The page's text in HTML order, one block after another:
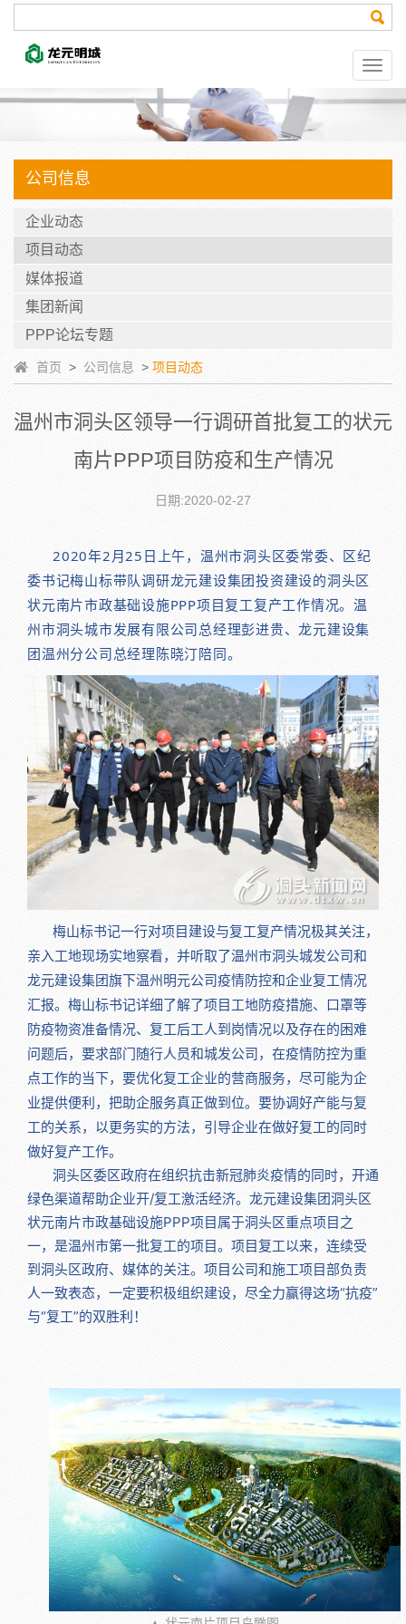
公司信息
企业动态
项目动态
媒体报道
集团新闻
PPP论坛专题
首页 > 公司信息 > 项目动态
温州市洞头区领导一行调研首批复工的状元
南片PPP项目防疫和生产情况
日期:2020-02-27
2020年2月25日上午，温州市洞头区委常委、区纪
委书记梅山标带队调研龙元建设集团投资建设的洞头区
状元南片市政基础设施PPP项目复工复产工作情况。温
州市洞头城市发展有限公司总经理彭进贵、龙元建设集
团温州分公司总经理陈晓汀陪同。
梅山标书记一行对项目建设与复工复产情况极其关注，
亲入工地现场实地察看，并听取了温州市洞头城发公司和
龙元建设集团旗下温州明元公司疫情防控和企业复工情况
汇报。梅山标书记详细了解了项目工地防疫措施、口罩等
防疫物资准备情况、复工后工人到岗情况以及存在的困难
问题后，要求部门随行人员和城发公司，在疫情防控为重
点工作的当下，要优化复工企业的营商服务，尽可能为企
业提供便利，把助企服务真正做到位。要协调好产能与复
工的关系，以更务实的方法，引导企业在做好复工的同时
做好复产工作。
洞头区委区政府在组织抗击新冠肺炎疫情的同时，开通
绿色渠道帮助企业开/复工激活经济。 龙元建设集团洞头区
状元南片市政基础设施PPP项目属于洞头区重点项目之
一，是温州市第一批复工的项目。项目复工以来，连续受
到洞头区政府、媒体的关注。项目公司和施工项目部负责
人一致表态，一定要积极组织建设，尽全力赢得这场“抗疫”
与“复工”的双胜利！